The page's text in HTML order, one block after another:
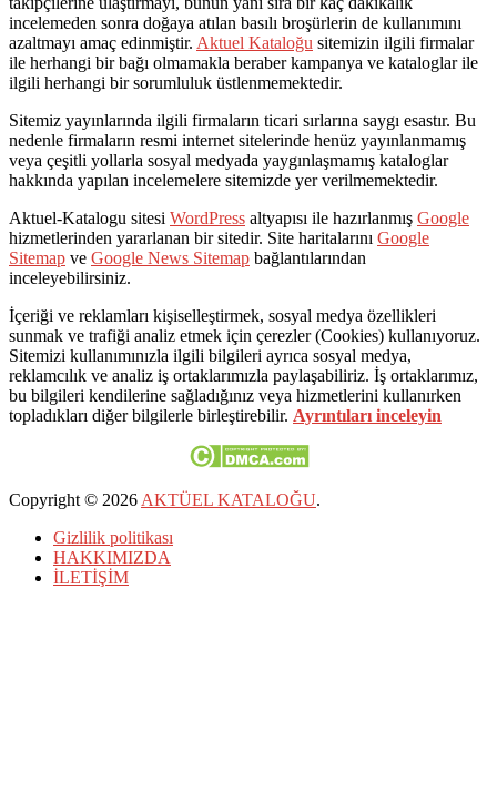
incelemeden sonra doğaya atılan basılı broşürlerin de kullanımını
azaltmayı amaç edinmiştir. Aktuel Kataloğu sitemizin ilgili firmalar
ile herhangi bir bağı olmamakla beraber kampanya ve kataloglar ile
ilgili herhangi bir sorumluluk üstlenmemektedir.
Sitemiz yayınlarında ilgili firmaların ticari sırlarına saygı esastır. Bu
nedenle firmaların resmi internet sitelerinde henüz yayınlanmamış
veya çeşitli yollarla sosyal medyada yaygınlaşmamış kataloglar
hakkında yapılan incelemelere sitemizde yer verilmemektedir.
Aktuel-Katalogu sitesi WordPress altyapısı ile hazırlanmış Google
hizmetlerinden yararlanan bir sitedir. Site haritalarını Google
Sitemap ve Google News Sitemap bağlantılarından
inceleyebilirsiniz.
İçeriği ve reklamları kişiselleştirmek, sosyal medya özellikleri
sunmak ve trafiği analiz etmek için çerezler (Cookies) kullanıyoruz.
Sitemizi kullanımınızla ilgili bilgileri ayrıca sosyal medya,
reklamcılık ve analiz iş ortaklarımızla paylaşabiliriz. İş ortaklarımız,
bu bilgileri kendilerine sağladığınız veya hizmetlerini kullanırken
topladıkları diğer bilgilerle birleştirebilir. Ayrıntıları inceleyin
Copyright © 2026 AKTÜEL KATALOĞU.
Gizlilik politikası
HAKKIMIZDA
İLETİŞİM